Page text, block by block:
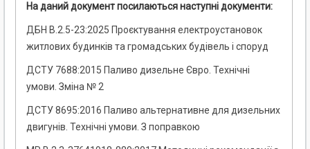
На даний документ посилаються наступні документи:
ДБН В.2.5-23:2025 Проєктування електроустановок
житлових будинків та громадських будівель і споруд
ДСТУ 7688:2015 Паливо дизельне Євро. Технічні
умови. Зміна № 2
ДСТУ 8695:2016 Паливо альтернативне для дизельних
двигунів. Технічні умови. З поправкою